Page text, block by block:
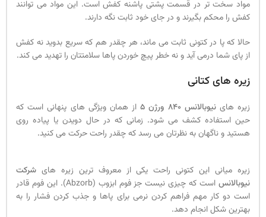
مواد سخت تر در قسمت پشتی پاشنه کفش است. این مواد می توانند
کفش را محکم بگیرند و در جای خود ثابت نگه دارند.
حالا که پا در کتونی ثابت می ماند، هر چقدر هم که سریع بدوید نه کفش
از پای شما درمی آید و نه خطر پیچ خوردن پاها سلامتتان را تهدید می کند.
زیره های کتانی
زیره هاینیوبالانس 840 ورژن 5
از همان ویژگی های پنهانی است که
حین استفاده کشف می شود. زمانی که در حال دویدن یا پیاده روی
هستید و ناگهان به نظرتان می رسد که چقدر راحت حرکت می کنید.
زیره میانی این کتونی راحت یکی از معروف ترین زیره های شرکت
نیوبالانس
است که چیزی نیست جز فوم ابزوب (Abzorb). این فوم قادر
است دو کار مهم فراهم کردن نرمی برای پاها و جذب کردن فشار را به
بهترین شکل انجام دهد.